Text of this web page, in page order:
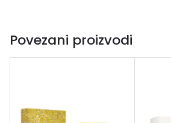
Povezani proizvodi